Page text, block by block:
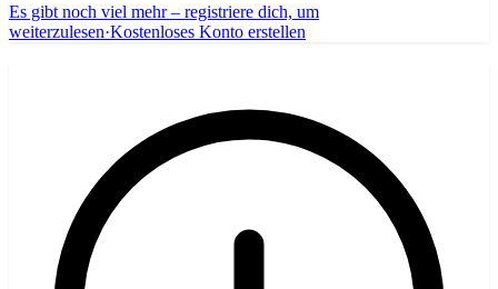
Es gibt noch viel mehr – registriere dich, um
weiterzulesen·Kostenloses Konto erstellen